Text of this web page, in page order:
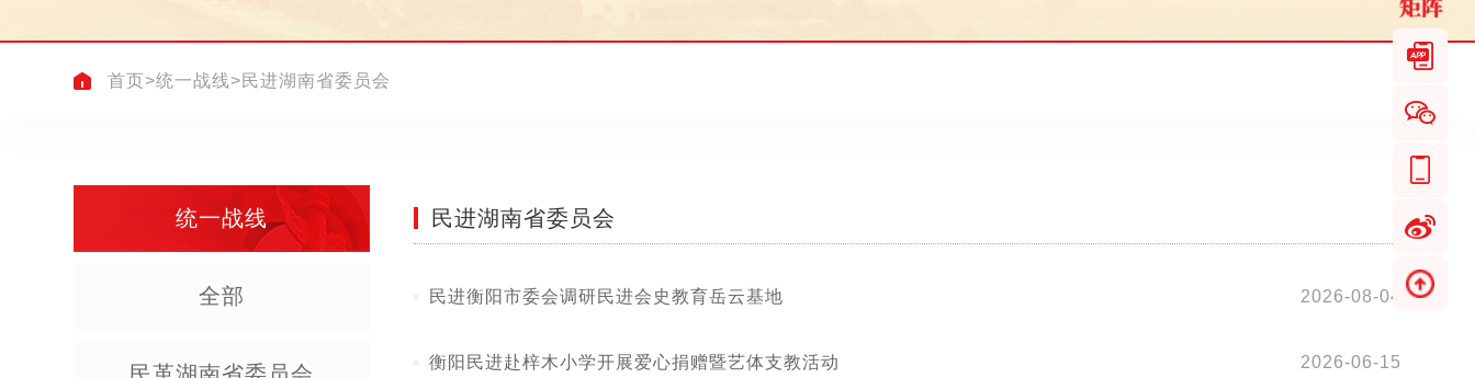
首页>统一战线>民进湖南省委员会
统一战线
全部
民进湖南省委员会
民进衡阳市委会调研民进会史教育岳云基地 2026-08-04
衡阳民进赴梓木小学开展爱心捐赠暨艺体支教活动 2026-06-15